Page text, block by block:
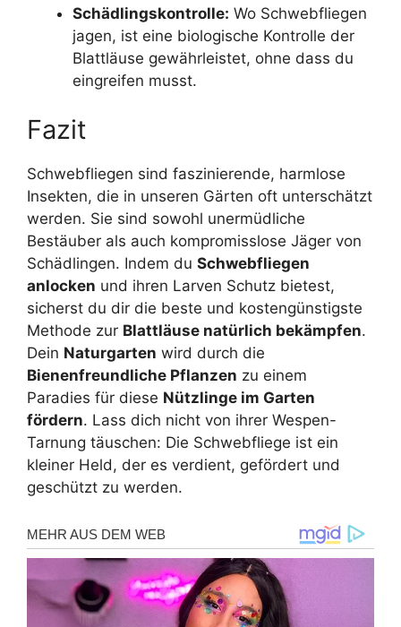
Schädlingskontrolle: Wo Schwebfliegen
jagen, ist eine biologische Kontrolle der
Blattläuse gewährleistet, ohne dass du
eingreifen musst.
Fazit
Schwebfliegen sind faszinierende, harmlose
Insekten, die in unseren Gärten oft unterschätzt
werden. Sie sind sowohl unermüdliche
Bestäuber als auch kompromisslose Jäger von
Schädlingen. Indem du Schwebfliegen
anlocken und ihren Larven Schutz bietest,
sicherst du dir die beste und kostengünstigste
Methode zur Blattläuse natürlich bekämpfen.
Dein Naturgarten wird durch die
Bienenfreundliche Pflanzen zu einem
Paradies für diese Nützlinge im Garten
fördern. Lass dich nicht von ihrer Wespen-
Tarnung täuschen: Die Schwebfliege ist ein
kleiner Held, der es verdient, gefördert und
geschützt zu werden.